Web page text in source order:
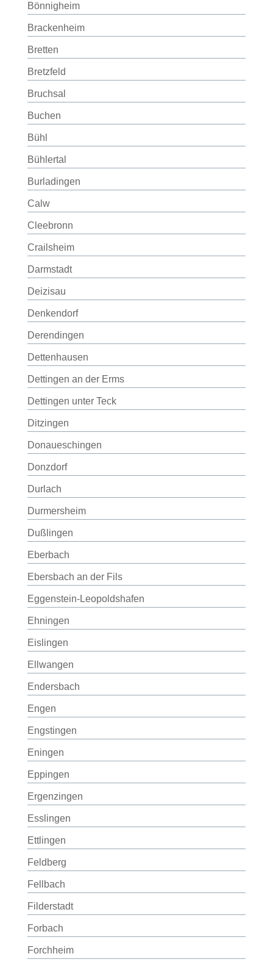
Bönnigheim
Brackenheim
Bretten
Bretzfeld
Bruchsal
Buchen
Bühl
Bühlertal
Burladingen
Calw
Cleebronn
Crailsheim
Darmstadt
Deizisau
Denkendorf
Derendingen
Dettenhausen
Dettingen an der Erms
Dettingen unter Teck
Ditzingen
Donaueschingen
Donzdorf
Durlach
Durmersheim
Dußlingen
Eberbach
Ebersbach an der Fils
Eggenstein-Leopoldshafen
Ehningen
Eislingen
Ellwangen
Endersbach
Engen
Engstingen
Eningen
Eppingen
Ergenzingen
Esslingen
Ettlingen
Feldberg
Fellbach
Filderstadt
Forbach
Forchheim